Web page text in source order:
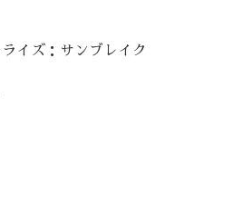
イズ：サンブレイク